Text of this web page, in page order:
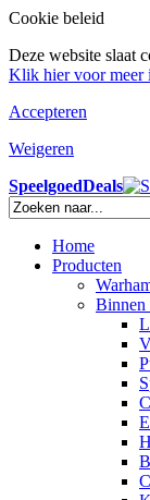
Cookie beleid
Deze website slaat
Klik hier voor meer
Accepteren
Weigeren
SpeelgoedDeals
Home
Producten
Binnen